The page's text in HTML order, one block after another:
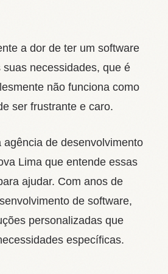
a dor de ter um software
necessidades, que é
não funciona como
ser frustrante e caro.
agência de desenvolvimento
Lima que entende essas
ajudar. Com anos de
de software,
personalizadas que
específicas.